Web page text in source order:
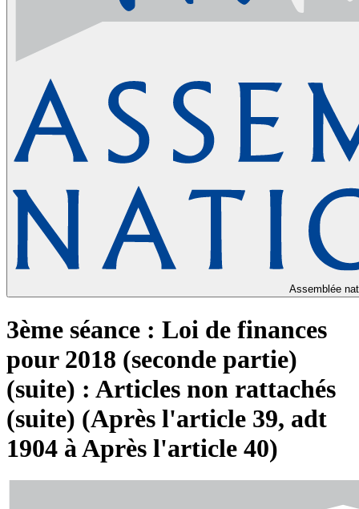
Assemblée
3ème séance : Loi de finances
pour 2018 (seconde partie)
(suite) : Articles non rattachés
(suite) (Après l'article 39, adt
1904 à Après l'article 40)